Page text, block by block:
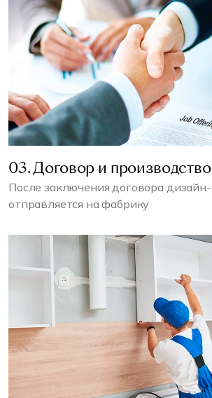
03. Договор и производство
После заключения договора
отправляется на фабрику